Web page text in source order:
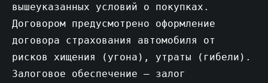
вышеуказанных условий о покупках.
Договором предусмотрено оформление
договора страхования автомобиля от
рисков хищения (угона), утраты (гибели).
Залоговое обеспечение – залог